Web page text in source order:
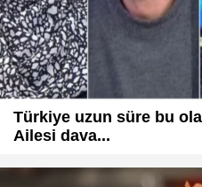
Türkiye uzun süre bu
Ailesi dava...